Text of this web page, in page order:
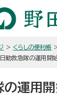
> くらしの便利帳
勤救急隊の運用開
の運用